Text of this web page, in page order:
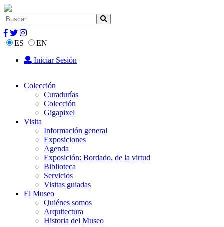
ES
EN
Iniciar Sesión
Colección
Curadurías
Colección
Gigapixel
Visita
Información general
Exposiciones
Agenda
Exposición: Bordado, de la virtud
Biblioteca
Servicios
Visitas guiadas
El Museo
Quiénes somos
Arquitectura
Historia del Museo